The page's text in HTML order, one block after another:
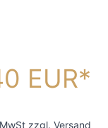
EUR
zzgl. Versand